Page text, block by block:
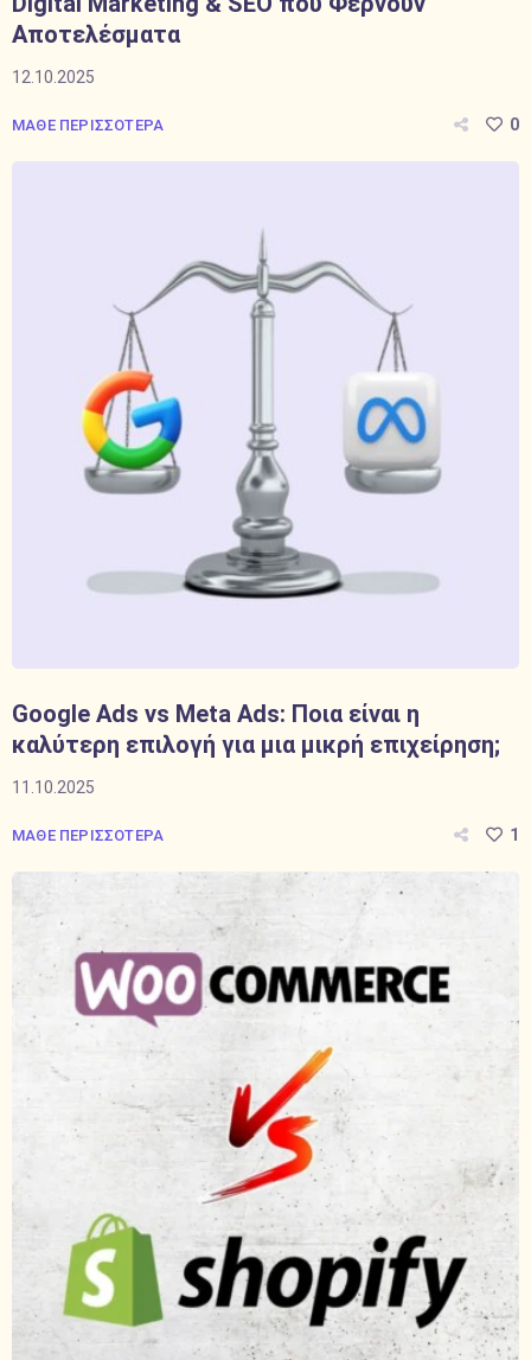
Αποτελέσματα
12.10.2025
ΜΑΘΕ ΠΕΡΙΣΣΟΤΕΡΑ 0
Google Ads vs Meta Ads: Ποια είναι η
καλύτερη επιλογή για μια μικρή επιχείρηση;
11.10.2025
ΜΑΘΕ ΠΕΡΙΣΣΟΤΕΡΑ 1